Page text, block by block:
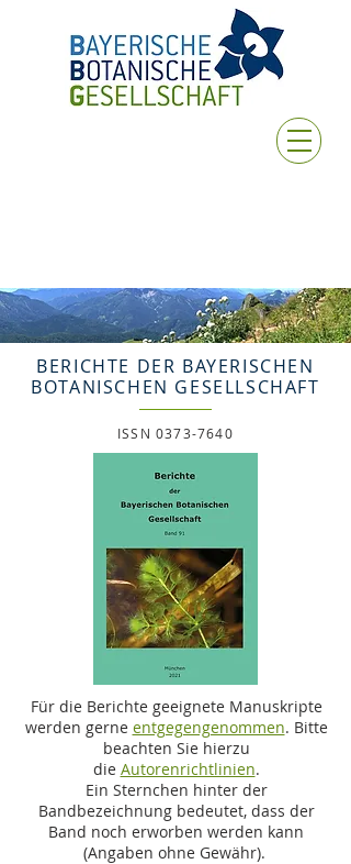
BERICHTE DER BAYERISCHEN
BOTANISCHEN GESELLSCHAFT
ISSN0373-7640
Für die Berichte geeignete Manuskripte
werden gerne entgegengenommen. Bitte
beachten Sie hierzu
die Autorenrichtlinien.
Ein Sternchen hinter der
Bandbezeichnung bedeutet, dass der
Band noch erworben werden kann
(Angaben ohne Gewähr).